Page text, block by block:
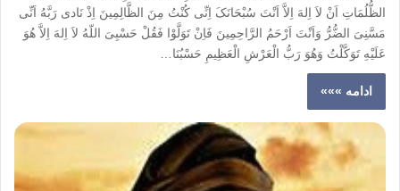
الظُّلُمَاتِ اَنْ لاَ اِلهَ اِلاَّ اَنْتَ سُبْحَانَکَ اِنِّى کُنْتُ مِنَ الظَّالِمِینَ اِذْ نَادى رَبَّهُ اَنِّى
مَسَّنِىَ الضُّرُّ وَاَنْتَ اَرْحَمُ الرَّاحِمِینَ فَاِنْ تَوَلَّوْا فَقُلْ حَسْبِىَ اللّهُ لاَ اِلهَ اِلاَّ هُوَ
عَلَیْهِ تَوَکَّلْتُ وَهُوَ رَبُّ الْعَرْشِ الْعَظِیمِ حَسْبُنَا…
ادامه »»»